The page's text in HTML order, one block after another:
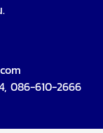
, 086-610-2666